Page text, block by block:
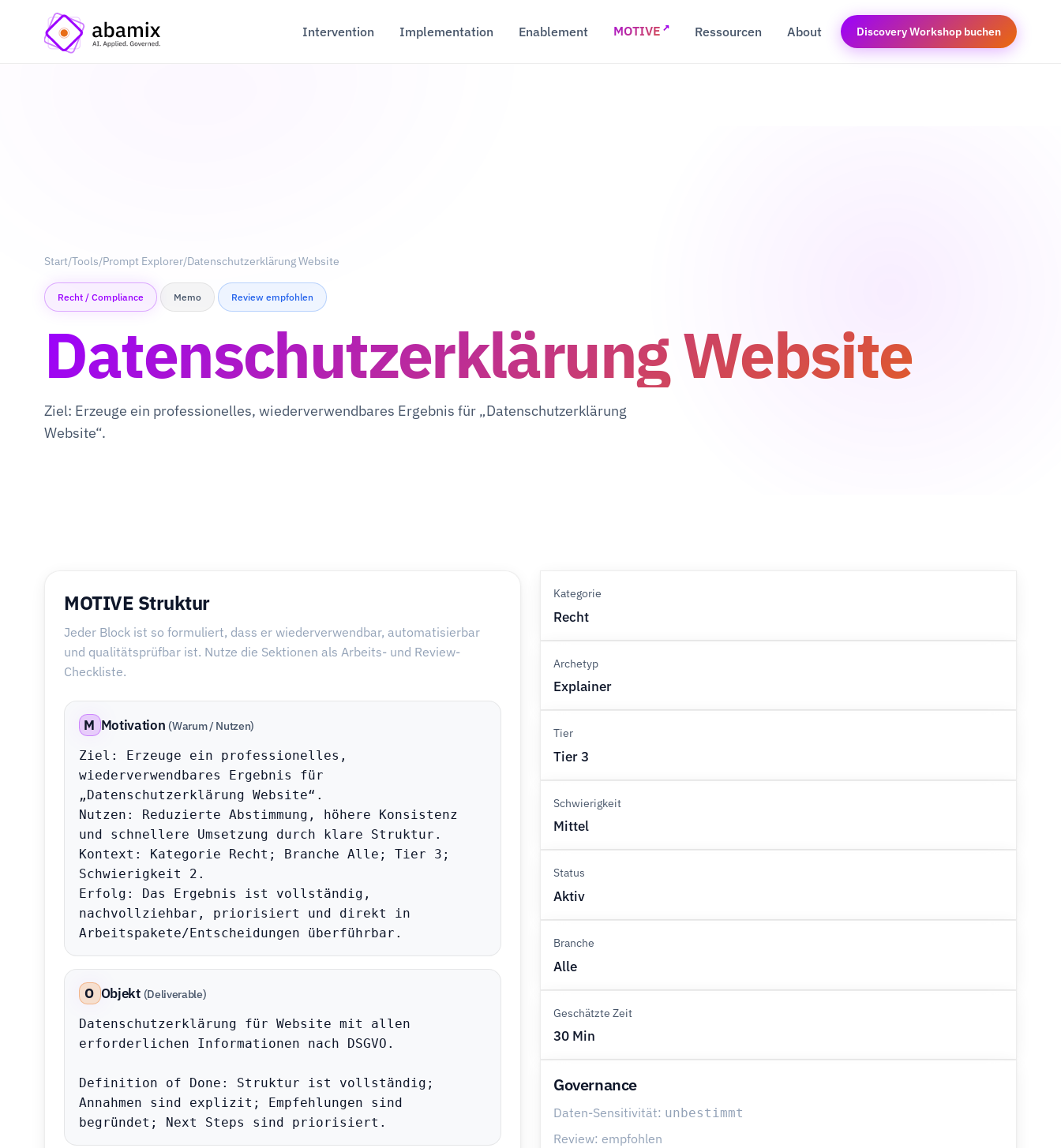
Intervention Implementation Enablement MOTIVE ↗ Ressourcen About Discovery Workshop buchen
Start/Tools/Prompt Explorer/Datenschutzerklärung Website
Recht / Compliance Memo Review empfohlen
Datenschutzerklärung Website
Ziel: Erzeuge ein professionelles, wiederverwendbares Ergebnis für „Datenschutzerklärung
Website“.
MOTIVE Struktur
Jeder Block ist so formuliert, dass er wiederverwendbar, automatisierbar
und qualitätsprüfbar ist. Nutze die Sektionen als Arbeits- und Review-
Checkliste.
M Motivation (Warum / Nutzen)
Ziel: Erzeuge ein professionelles,
wiederverwendbares Ergebnis für
„Datenschutzerklärung Website“.
Nutzen: Reduzierte Abstimmung, höhere Konsistenz
und schnellere Umsetzung durch klare Struktur.
Kontext: Kategorie Recht; Branche Alle; Tier 3;
Schwierigkeit 2.
Erfolg: Das Ergebnis ist vollständig,
nachvollziehbar, priorisiert und direkt in
Arbeitspakete/Entscheidungen überführbar.
O Objekt (Deliverable)
Datenschutzerklärung für Website mit allen
erforderlichen Informationen nach DSGVO.
Definition of Done: Struktur ist vollständig;
Annahmen sind explizit; Empfehlungen sind
begründet; Next Steps sind priorisiert.
Kategorie
Recht
Archetyp
Explainer
Tier
Tier 3
Schwierigkeit
Mittel
Status
Aktiv
Branche
Alle
Geschätzte Zeit
30 Min
Governance
Daten-Sensitivität: unbestimmt
Review: empfohlen